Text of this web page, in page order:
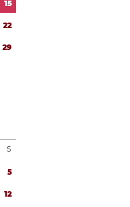
15
22
29
S
5
12